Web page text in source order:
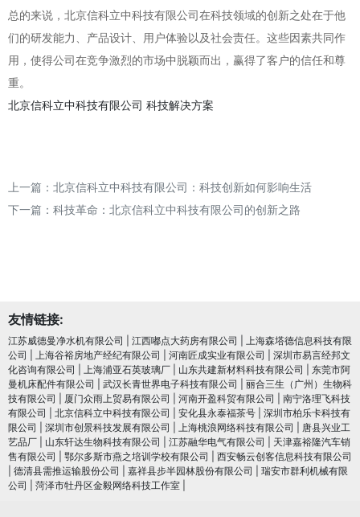
总的来说，北京信科立中科技有限公司在科技领域的创新之处在于他
们的研发能力、产品设计、用户体验以及社会责任。这些因素共同作
用，使得公司在竞争激烈的市场中脱颖而出，赢得了客户的信任和尊
重。
北京信科立中科技有限公司 科技解决方案
上一篇： 北京信科立中科技有限公司：科技创新如何影响生活
下一篇： 科技革命：北京信科立中科技有限公司的创新之路
友情链接:
江苏威德曼净水机有限公司 江西嘟点大药房有限公司
上海森塔德信息科技有限
公司
上海谷裕房地产经纪有限公司 河南匠成实业有限公司
深圳市易言经邦文
化咨询有限公司
上海浦亚石英玻璃厂 山东共建新材料科技有限公司
东莞市阿
曼机床配件有限公司
武汉长青世界电子科技有限公司
丽合三生（广州）生物科
技有限公司
厦门众雨上贸易有限公司 河南开盈科贸有限公司
南宁洛理飞科技
有限公司
北京信科立中科技有限公司 安化县永泰福茶号
深圳市柏乐卡科技有
限公司
深圳市创景科技发展有限公司 上海桃浪网络科技有限公司
唐县兴业工
艺品厂
山东轩达生物科技有限公司 江苏融华电气有限公司
天津嘉裕隆汽车销
售有限公司
鄂尔多斯市燕之培训学校有限公司
西安畅云创客信息科技有限公司
德清县需推运输股份公司 嘉祥县步半园林股份有限公司
瑞安市群利机械有限
公司
菏泽市牡丹区金毅网络科技工作室